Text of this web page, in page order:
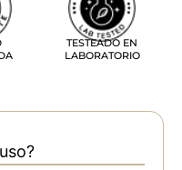
TESTEADO EN
LABORATORIO